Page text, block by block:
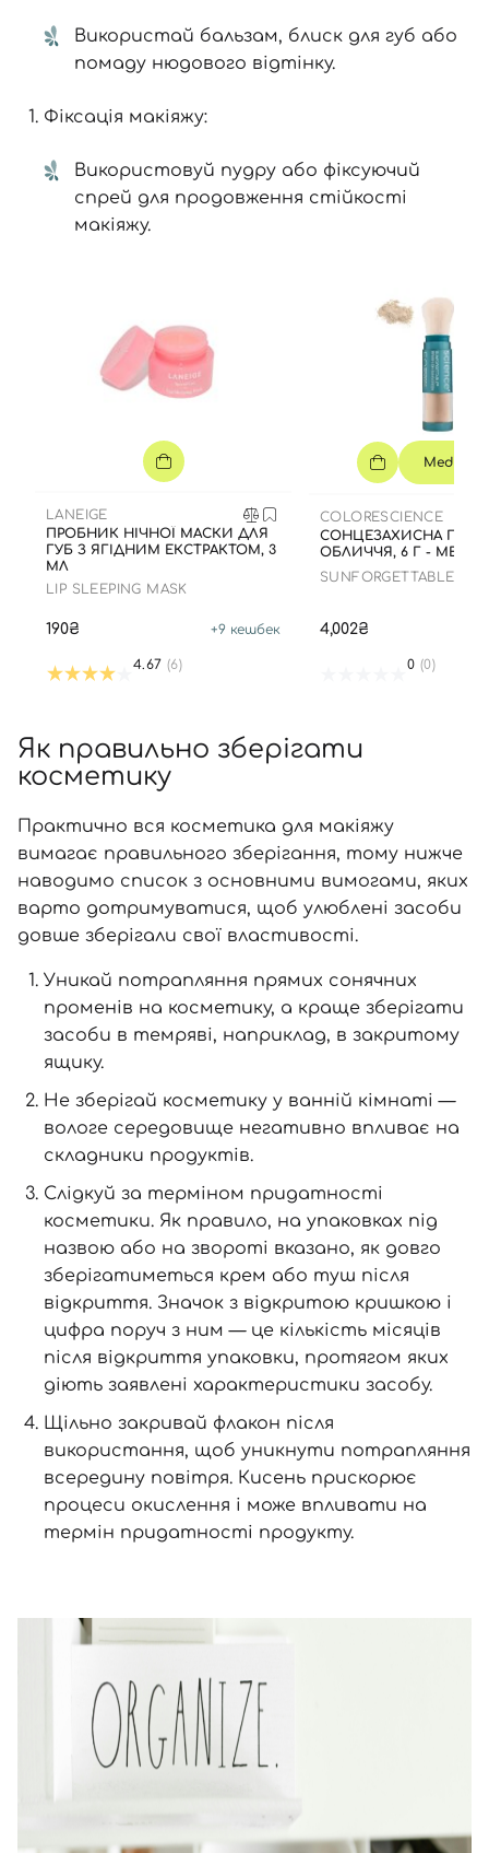
Використай бальзам, блиск для губ або
помаду нюдового відтінку.
Фіксація макіяжу:
Використовуй пудру або фіксуючий
спрей для продовження стійкості
макіяжу.
LANEIGE
ПРОБНИК НІЧНОЇ МАСКИ ДЛЯ
ГУБ З ЯГІДНИМ ЕКСТРАКТОМ, 3
МЛ
LIP SLEEPING MASK
190₴ +9 кешбек
4.67 (6)
Medium
COLORESCIENCE
СОНЦЕЗАХИСНА
ОБЛИЧЧЯ, 6 Г -
SUNFORGETTABLE
4,002₴
0 (0)
Як правильно зберігати
косметику
Практично вся косметика для макіяжу
вимагає правильного зберігання, тому нижче
наводимо список з основними вимогами, яких
варто дотримуватися, щоб улюблені засоби
довше зберігали свої властивості.
Уникай потрапляння прямих сонячних
променів на косметику, а краще зберігати
засоби в темряві, наприклад, в закритому
ящику.
Не зберігай косметику у ванній кімнаті —
вологе середовище негативно впливає на
складники продуктів.
Слідкуй за терміном придатності
косметики. Як правило, на упаковках під
назвою або на звороті вказано, як довго
зберігатиметься крем або туш після
відкриття. Значок з відкритою кришкою і
цифра поруч з ним — це кількість місяців
після відкриття упаковки, протягом яких
діють заявлені характеристики засобу.
Щільно закривай флакон після
використання, щоб уникнути потрапляння
всередину повітря. Кисень прискорює
процеси окислення і може впливати на
термін придатності продукту.